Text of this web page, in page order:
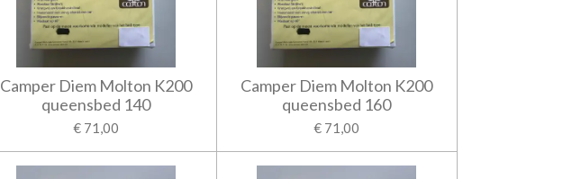
Camper Diem Molton K200
queensbed 140
€ 71,00
Camper Diem Molton K200
queensbed 160
€ 71,00